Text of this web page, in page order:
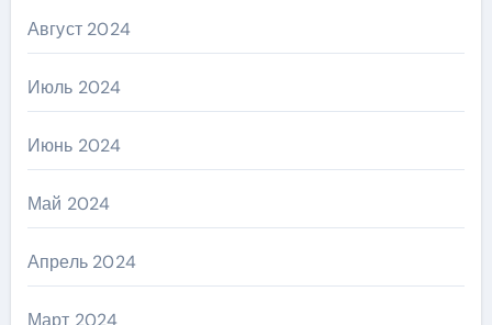
Август 2024
Июль 2024
Июнь 2024
Май 2024
Апрель 2024